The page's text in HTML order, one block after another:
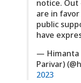
notice. Out
are in
public
have
— Himanta
Parivar)
2023